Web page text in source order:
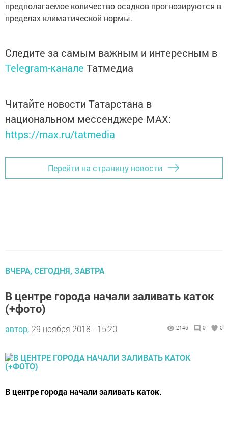
предполагаемое количество осадков прогнозируются в
пределах климатической нормы.
Следите за самым важным и интересным в
Telegram-канале Татмедиа
Читайте новости Татарстана в
национальном мессенджере MАХ:
https://max.ru/tatmedia
Перейти на страницу новости
ВЧЕРА, СЕГОДНЯ, ЗАВТРА
В центре города начали заливать каток
(+фото)
автор, 29 ноября 2018 - 15:20 2146 0 0
В центре города начали заливать каток.